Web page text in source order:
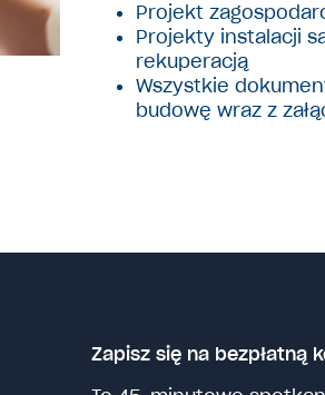
Projekt
Projekty instalacji
rekuperacją
Wszystkie
budowę wraz z
Zapisz się na bezpłatną